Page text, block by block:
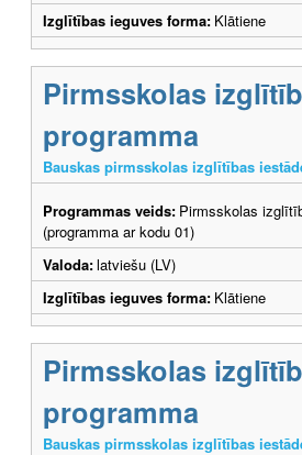
Izglītības ieguves forma: Klātiene
Pirmsskolas
programma
Bauskas pirmsskolas izglītības
Programmas veids: Pirmsskolas
(programma ar kodu 01)
Valoda:latviešu (LV)
Izglītības ieguves forma: Klātiene
Pirmsskolas
programma
Bauskas pirmsskolas izglītības